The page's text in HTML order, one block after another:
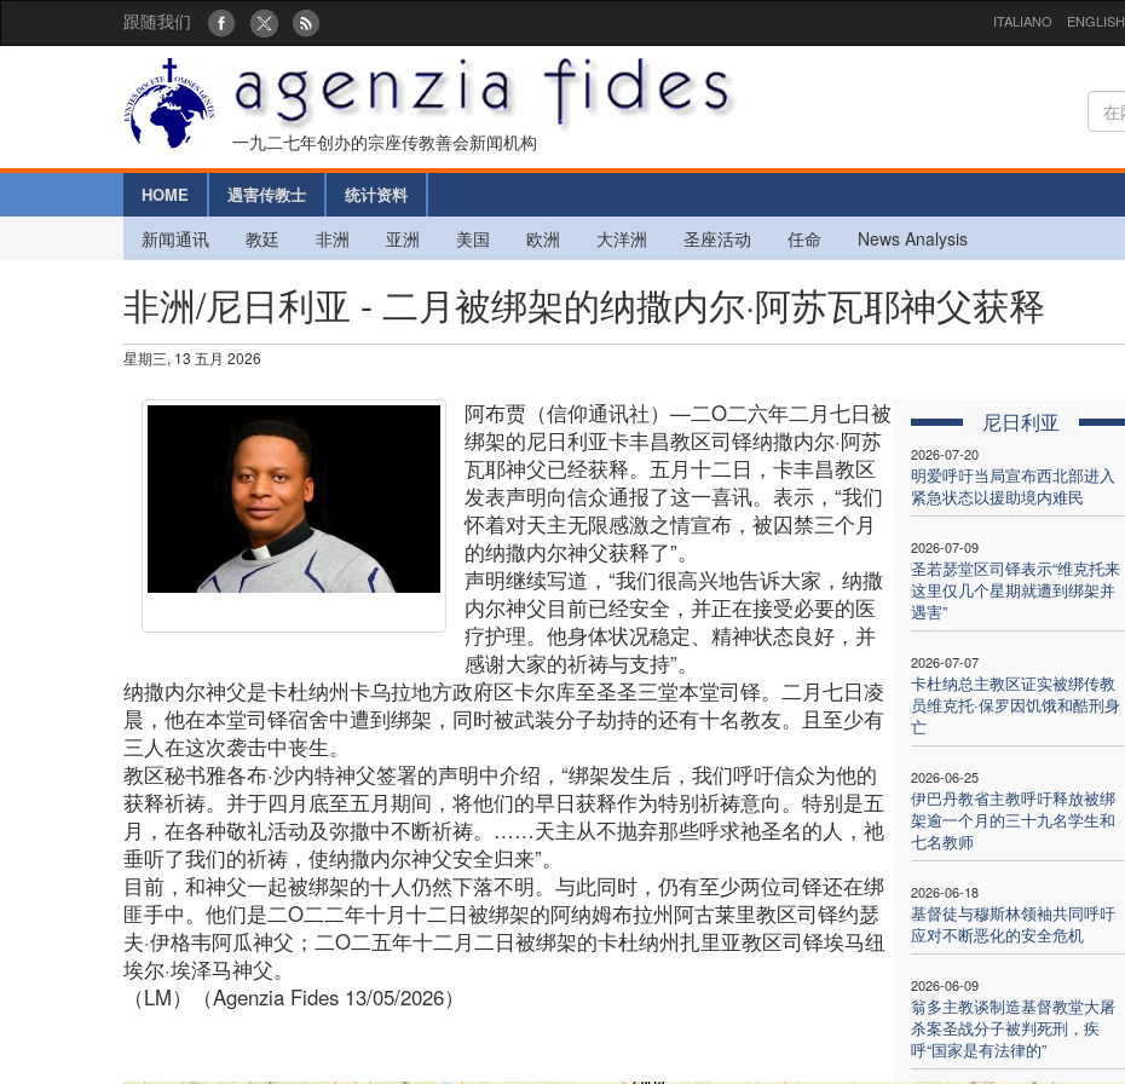
跟随我们 ITALIANO ENGLISH
一九二七年创办的宗座传教善会新闻机构
HOME 遇害传教士 统计资料
新闻通讯 教廷 非洲 亚洲 美国 欧洲 大洋洲 圣座活动 任命 News Analysis
非洲/尼日利亚 - 二月被绑架的纳撒内尔·阿苏瓦耶神父获释
星期三, 13 五月 2026
尼日利亚
2026-07-20
明爱呼吁当局宣布西北部进入
紧急状态以援助境内难民
2026-07-09
圣若瑟堂区司铎表示“维克托来
这里仅几个星期就遭到绑架并
遇害”
2026-07-07
卡杜纳总主教区证实被绑传教
员维克托·保罗因饥饿和酷刑身
亡
2026-06-25
伊巴丹教省主教呼吁释放被绑
架逾一个月的三十九名学生和
七名教师
2026-06-18
基督徒与穆斯林领袖共同呼吁
应对不断恶化的安全危机
2026-06-09
翁多主教谈制造基督教堂大屠
杀案圣战分子被判死刑，疾
呼“国家是有法律的”
阿布贾（信仰通讯社）—二O二六年二月七日被
绑架的尼日利亚卡丰昌教区司铎纳撒内尔·阿苏
瓦耶神父已经获释。五月十二日，卡丰昌教区
发表声明向信众通报了这一喜讯。表示，“我们
怀着对天主无限感激之情宣布，被囚禁三个月
的纳撒内尔神父获释了”。
声明继续写道，“我们很高兴地告诉大家，纳撒
内尔神父目前已经安全，并正在接受必要的医
疗护理。他身体状况稳定、精神状态良好，并
感谢大家的祈祷与支持”。
纳撒内尔神父是卡杜纳州卡乌拉地方政府区卡尔库至圣圣三堂本堂司铎。二月七日凌
晨，他在本堂司铎宿舍中遭到绑架，同时被武装分子劫持的还有十名教友。且至少有
三人在这次袭击中丧生。
教区秘书雅各布·沙内特神父签署的声明中介绍，“绑架发生后，我们呼吁信众为他的
获释祈祷。并于四月底至五月期间，将他们的早日获释作为特别祈祷意向。特别是五
月，在各种敬礼活动及弥撒中不断祈祷。……天主从不抛弃那些呼求祂圣名的人，祂
垂听了我们的祈祷，使纳撒内尔神父安全归来”。
目前，和神父一起被绑架的十人仍然下落不明。与此同时，仍有至少两位司铎还在绑
匪手中。他们是二O二二年十月十二日被绑架的阿纳姆布拉州阿古莱里教区司铎约瑟
夫·伊格韦阿瓜神父；二O二五年十二月二日被绑架的卡杜纳州扎里亚教区司铎埃马纽
埃尔·埃泽马神父。
（LM）（Agenzia Fides 13/05/2026）